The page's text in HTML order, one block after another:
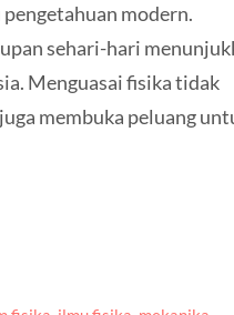
modern.
sehari-hari
Menguasai fisika tidak
membuka peluang